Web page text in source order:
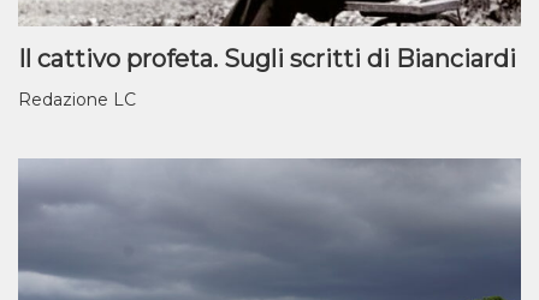
Il cattivo profeta. Sugli scritti di Bianciardi
Redazione LC